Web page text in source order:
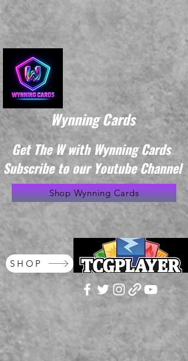
Wynning Cards
Get The W with Wynning Cards
Subscribe to our Youtube Channel
Shop Wynning Cards
SHOP